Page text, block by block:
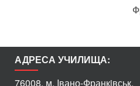
АДРЕСА УЧИЛИЩА:
76008, м. Iвано-Франкiвськ,